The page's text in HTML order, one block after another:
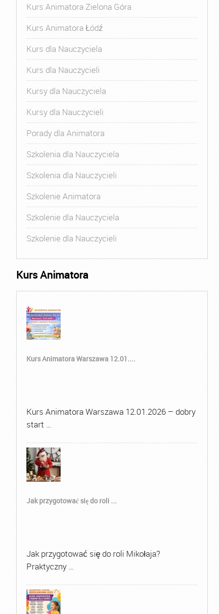
Kurs Animatora Zielona Góra
Kurs Animatora Łódź
Kurs dla Nauczyciela
Kurs dla Nauczycieli
Kursy dla Nauczyciela
Kursy dla Nauczycieli
Porady dla Animatora
Szkolenia dla Nauczyciela
Szkolenia dla Nauczycieli
Szkolenie Animatora
Szkolenie dla Nauczyciela
Szkolenie dla Nauczycieli
Kurs Animatora
Kurs Animatora Warszawa 12.01....
Kurs Animatora Warszawa 12.01.2026 – dobry
start …
Jak przygotować się do roli ...
Jak przygotować się do roli Mikołaja?
Praktyczny …